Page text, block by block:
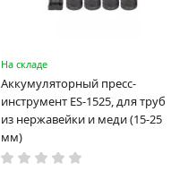
На складе
Аккумуляторный пресс-
инструмент ES-1525, для труб
из нержавейки и меди (15-25
мм)